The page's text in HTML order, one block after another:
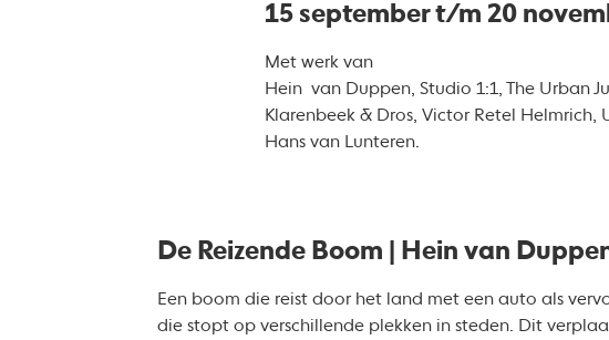
15 september t/m 20
Met werk van
Hein van Duppen, Studio 1:1, The Urban
Klarenbeek & Dros, Victor Retel
Hans van Lunteren.
De Reizende Boom | Hein van
Een boom die reist door het land met een auto als
die stopt op verschillende plekken in steden. Dit